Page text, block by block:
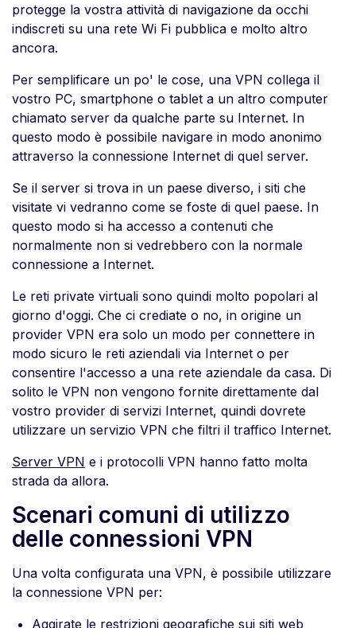
protegge la vostra attività di navigazione da occhi
indiscreti su una rete Wi Fi pubblica e molto altro
ancora.
Per semplificare un po' le cose, una VPN collega il
vostro PC, smartphone o tablet a un altro computer
chiamato server da qualche parte su Internet. In
questo modo è possibile navigare in modo anonimo
attraverso la connessione Internet di quel server.
Se il server si trova in un paese diverso, i siti che
visitate vi vedranno come se foste di quel paese. In
questo modo si ha accesso a contenuti che
normalmente non si vedrebbero con la normale
connessione a Internet.
Le reti private virtuali sono quindi molto popolari al
giorno d'oggi. Che ci crediate o no, in origine un
provider VPN era solo un modo per connettere in
modo sicuro le reti aziendali via Internet o per
consentire l'accesso a una rete aziendale da casa. Di
solito le VPN non vengono fornite direttamente dal
vostro provider di servizi Internet, quindi dovrete
utilizzare un servizio VPN che filtri il traffico Internet.
Server VPN e i protocolli VPN hanno fatto molta
strada da allora.
Scenari comuni di utilizzo
delle connessioni VPN
Una volta configurata una VPN, è possibile utilizzare
la connessione VPN per:
Aggirate le restrizioni geografiche sui siti web